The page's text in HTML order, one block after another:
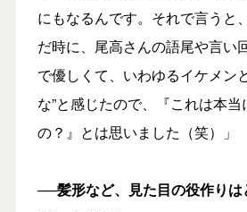
にもなるんです。それで言うと
だ時に、尾高さんの語尾や言い
で優しくて、いわゆるイケメン
な”と感じたので、『これは本
の？』とは思いました（笑）」
──髪形など、見た目の役作り